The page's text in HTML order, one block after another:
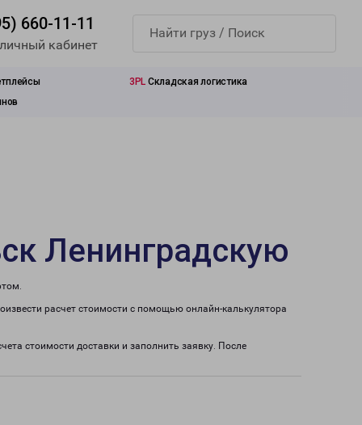
660-11-11
кабинет
3PL Складская логистика
Ленинградскую
расчет стоимости с помощью онлайн-калькулятора
стоимости доставки и заполнить заявку. После